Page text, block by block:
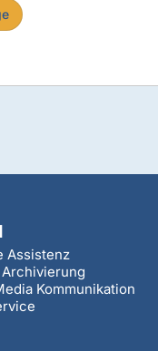
Assistenz
Kommunikation